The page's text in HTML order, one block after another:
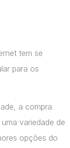
tem se
para os
a compra
variedade de
opções do